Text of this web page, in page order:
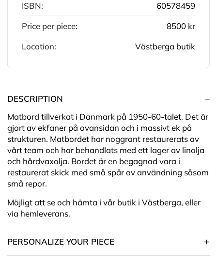
ISBN:
60578459
Price per piece:
8500 kr
Location:
Västberga butik
DESCRIPTION
Matbord tillverkat i Danmark på 1950-60-talet. Det är
gjort av ekfaner på ovansidan och i massivt ek på
strukturen. Matbordet har noggrant restaurerats av
vårt team och har behandlats med ett lager av linolja
och hårdvaxolja. Bordet är en begagnad vara i
restaurerat skick med små spår av användning såsom
små repor.
Möjligt att se och hämta i vår butik i Västberga, eller
via hemleverans.
PERSONALIZE YOUR PIECE